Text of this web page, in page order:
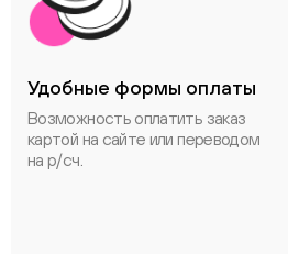
Удобные формы оплаты
Возможность оплатить заказ
картой на сайте или переводом
на р/сч.